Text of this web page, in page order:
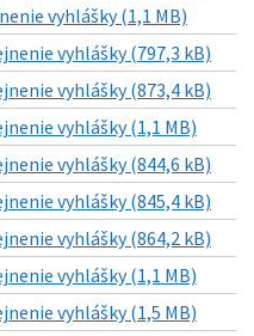
vyhlášky (1,1 MB)
vyhlášky (797,3 kB)
vyhlášky (873,4 kB)
vyhlášky (1,1 MB)
vyhlášky (844,6 kB)
vyhlášky (845,4 kB)
vyhlášky (864,2 kB)
vyhlášky (1,1 MB)
vyhlášky (1,5 MB)